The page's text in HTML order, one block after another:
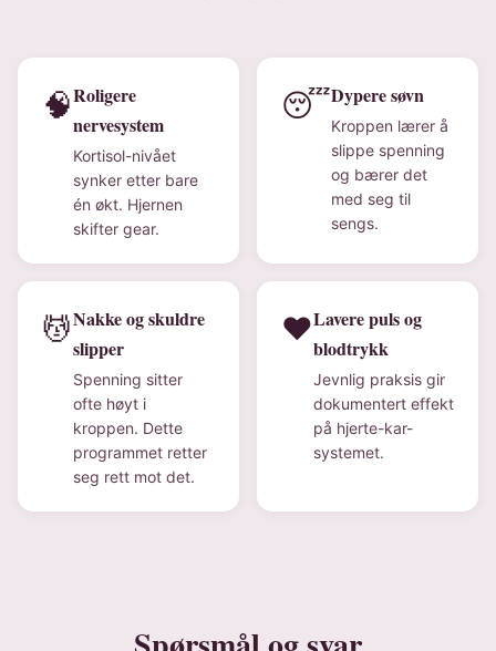
🧠Roligere
nervesystem
Kortisol-nivået
synker etter bare
én økt. Hjernen
skifter gear.
😴Dypere søvn
Kroppen lærer å
slippe spenning
og bærer det
med seg til
sengs.
💆Nakke og skuldre
slipper
Spenning sitter
ofte høyt i
kroppen. Dette
programmet retter
seg rett mot det.
❤️Lavere puls og
blodtrykk
Jevnlig praksis gir
dokumentert effekt
på hjerte-kar-
systemet.